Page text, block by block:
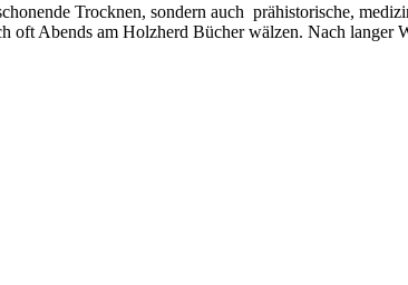
Trocknen, sondern auch prähistorische,
oft Abends am Holzherd Bücher wälzen. Nach langer